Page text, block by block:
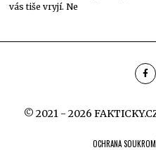
vás tiše vryjí. Ne
© 2021 - 2026
OCHRANA